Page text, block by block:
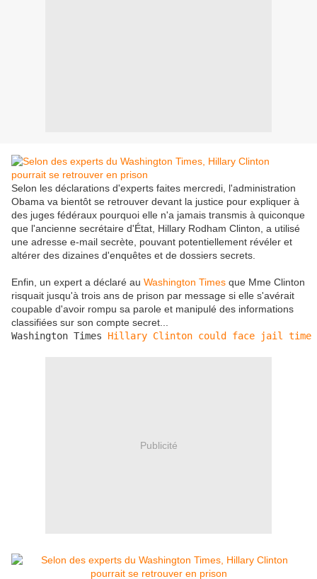
Selon les déclarations d'experts faites mercredi, l'administration
Obama va bientôt se retrouver devant la justice pour expliquer à
des juges fédéraux pourquoi elle n'a jamais transmis à quiconque
que l'ancienne secrétaire d'État, Hillary Rodham Clinton, a utilisé
une adresse e-mail secrète, pouvant potentiellement révéler et
altérer des dizaines d'enquêtes et de dossiers secrets.
Enfin, un expert a déclaré au Washington Times que Mme Clinton
risquait jusqu'à trois ans de prison par message si elle s'avérait
coupable d'avoir rompu sa parole et manipulé des informations
classifiées sur son compte secret...
Washington Times Hillary Clinton could face jail time
Publicité